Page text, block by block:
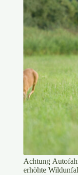
Achtung
erhöhte